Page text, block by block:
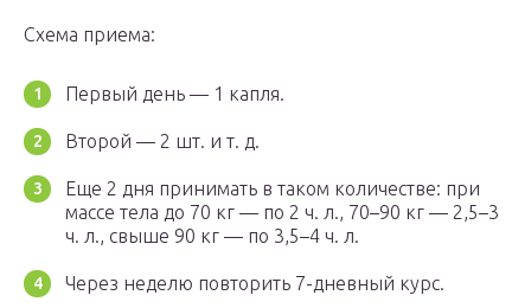
Схема приема:
Первый день — 1 капля.
Второй — 2 шт. и т. д.
Еще 2 дня принимать в таком количестве: при
массе тела до 70 кг — по 2 ч. л., 70–90 кг — 2,5–3
ч. л., свыше 90 кг — по 3,5–4 ч. л.
Через неделю повторить 7-дневный курс.